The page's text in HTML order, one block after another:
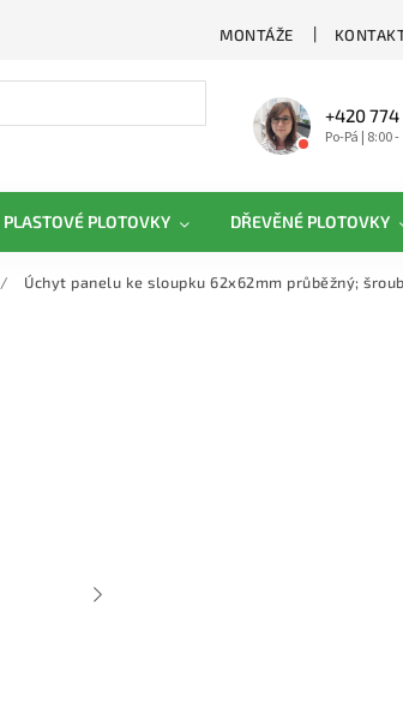
MONTÁŽE
+420
Po-Pá | 8:00
PLASTOVÉ PLOTOVKY DŘEVĚNÉ PLOTOVKY
/ Úchyt panelu ke sloupku 62x62mm průběžný;